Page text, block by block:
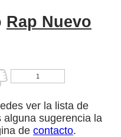
Rap Nuevo
1
ver la lista de
alguna sugerencia la
de contacto.